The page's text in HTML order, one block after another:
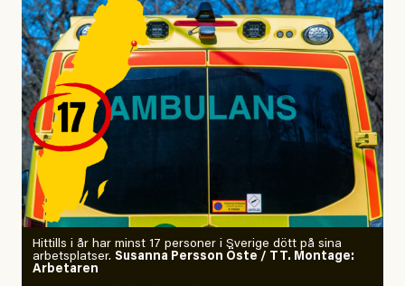
i en kryptovaluta.
Jag gjorde en digital detox
för att höra tankarna snacka.
Jag letade tantrisk närhet
på kursgården Ängsbacka.
Jag är tränad i kontaktimprodans
och utbildad kaospilot.
Om läkaren säger vaccinera dig
så säger jag tvärtemot.
Hittills i år har minst 17 personer i Sverige dött på sina
arbetsplatser. Susanna Persson Öste / TT. Montage:
Arbetaren